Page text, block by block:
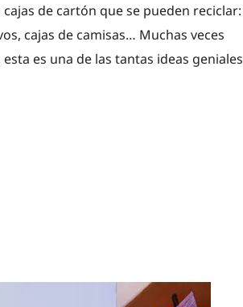
de cartón que se pueden reciclar:
cajas de camisas… Muchas veces
es una de las tantas ideas geniales